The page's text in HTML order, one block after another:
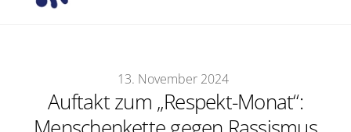
13. November 2024
Auftakt zum „Respekt-Monat“: